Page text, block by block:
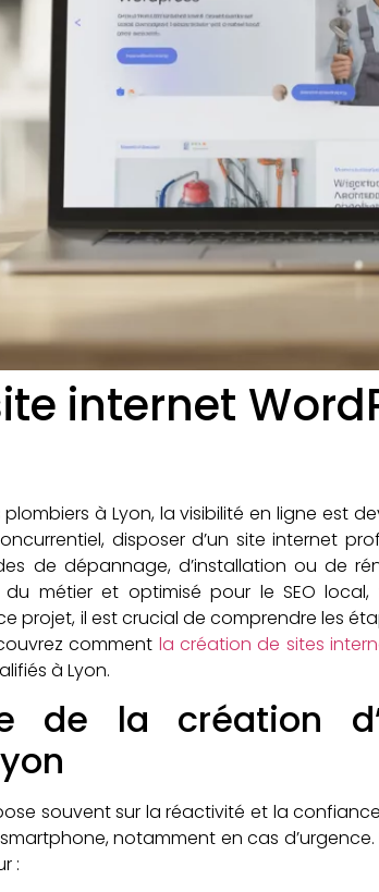
internet
à Lyon, la visibilité en ligne est
disposer d’un site internet
de dépannage, d’installation ou de
métier et optimisé pour le SEO
projet, il est crucial de comprendre les
comment la création de sites
à Lyon.
de la création
souvent sur la réactivité et la
notamment en cas
: